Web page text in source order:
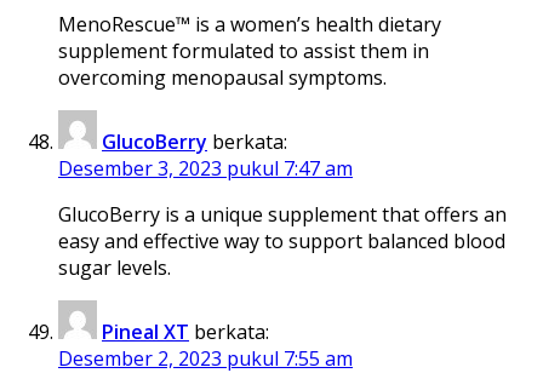
MenoRescue™ is a women’s health dietary
supplement formulated to assist them in
overcoming menopausal symptoms.
GlucoBerry berkata:
Desember 3, 2023 pukul 7:47 am
GlucoBerry is a unique supplement that offers an
easy and effective way to support balanced blood
sugar levels.
Pineal XT berkata:
Desember 2, 2023 pukul 7:55 am